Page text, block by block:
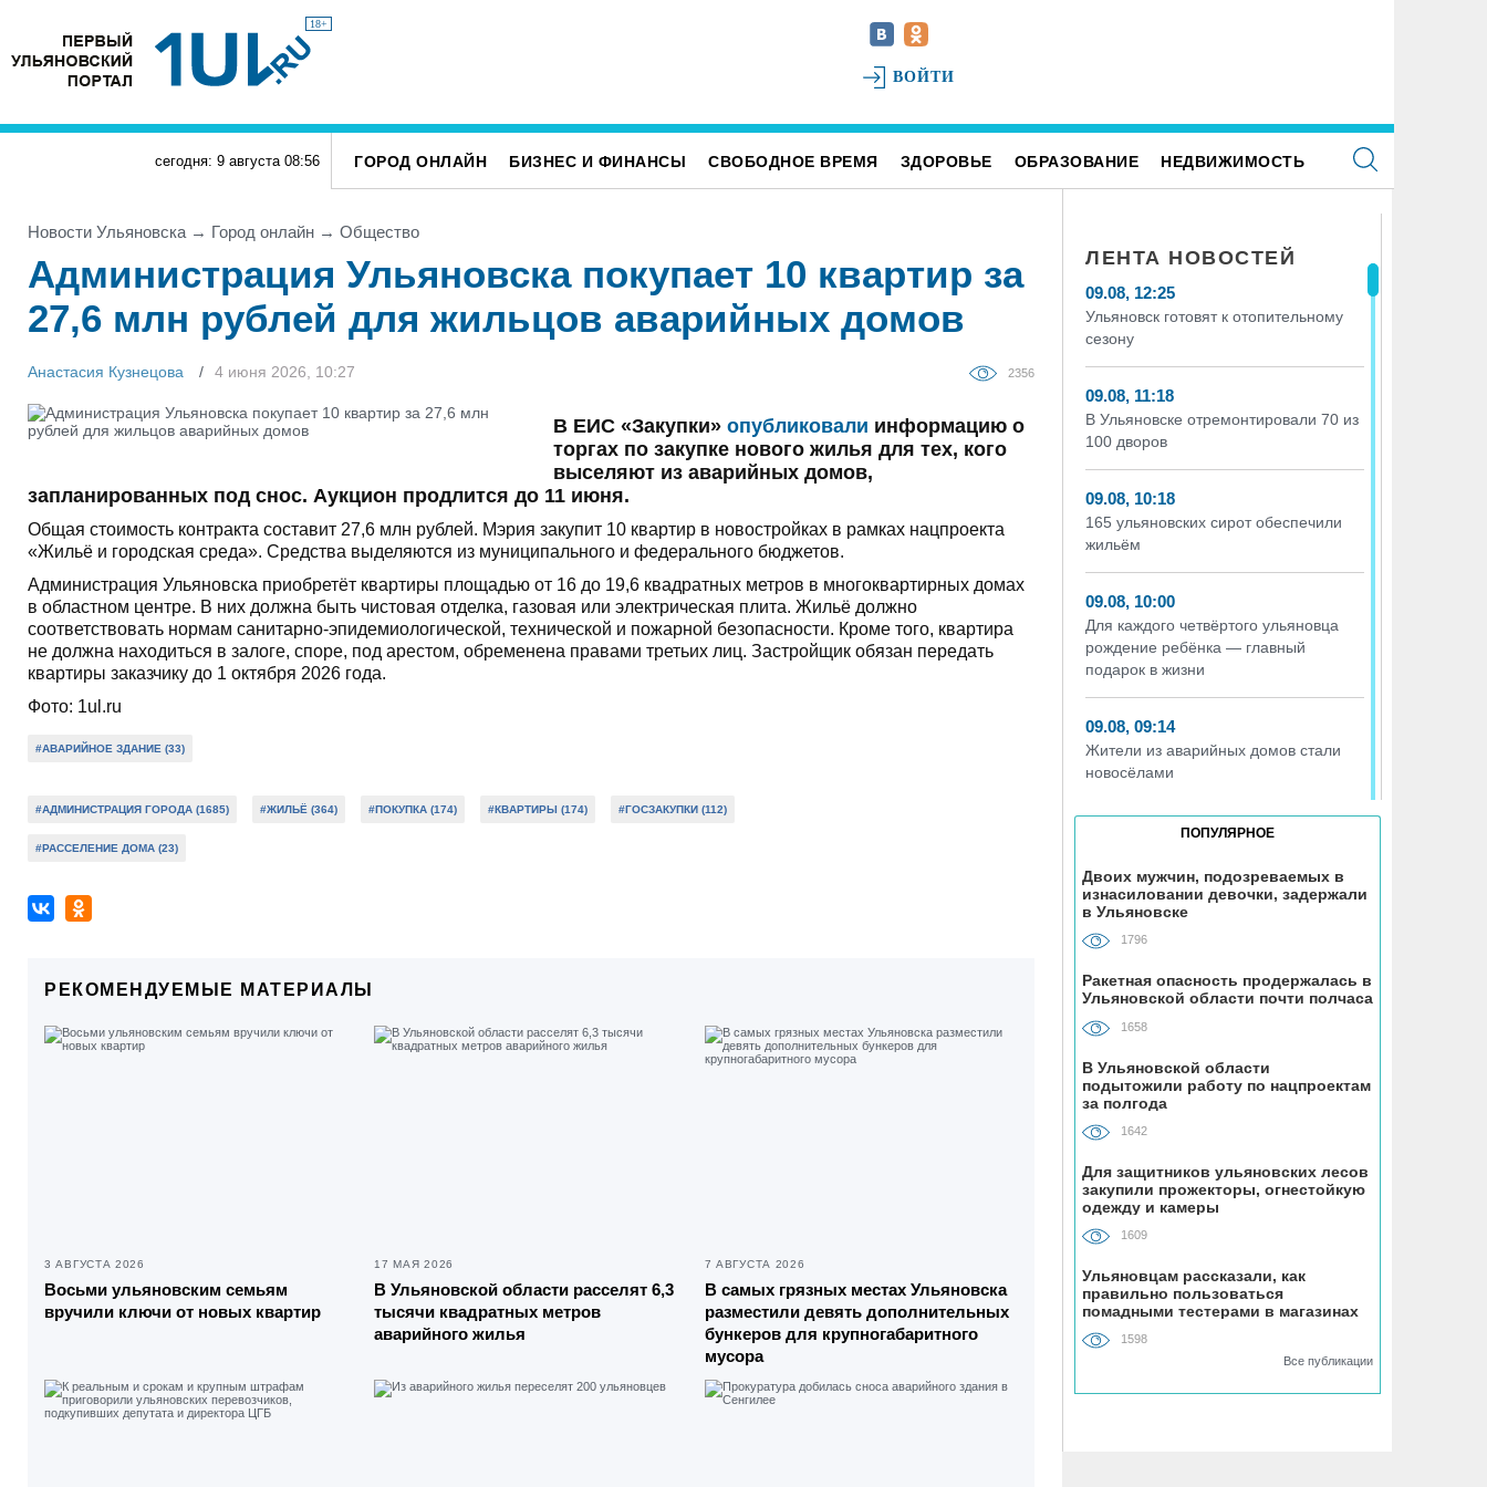
18+
ВОЙТИ
сегодня: 9 августа 08:56 ГОРОД ОНЛАЙН БИЗНЕС И ФИНАНСЫ СВОБОДНОЕ ВРЕМЯ ЗДОРОВЬЕ ОБРАЗОВАНИЕ НЕДВИЖИМОСТЬ
Новости Ульяновска → Город онлайн → Общество
Администрация Ульяновска покупает 10 квартир за
27,6 млн рублей для жильцов аварийных домов
Анастасия Кузнецова 4 июня 2026, 10:27 2356
В ЕИС «Закупки» опубликовали информацию о
торгах по закупке нового жилья для тех, кого
выселяют из аварийных домов,
запланированных под снос. Аукцион продлится до 11 июня.
Общая стоимость контракта составит 27,6 млн рублей. Мэрия закупит 10 квартир в новостройках в рамках нацпроекта
«Жильё и городская среда». Средства выделяются из муниципального и федерального бюджетов.
Администрация Ульяновска приобретёт квартиры площадью от 16 до 19,6 квадратных метров в многоквартирных домах
в областном центре. В них должна быть чистовая отделка, газовая или электрическая плита. Жильё должно
соответствовать нормам санитарно-эпидемиологической, технической и пожарной безопасности. Кроме того, квартира
не должна находиться в залоге, споре, под арестом, обременена правами третьих лиц. Застройщик обязан передать
квартиры заказчику до 1 октября 2026 года.
Фото: 1ul.ru
#АВАРИЙНОЕ ЗДАНИЕ (33)
#АДМИНИСТРАЦИЯ ГОРОДА (1685) #ЖИЛЬЁ (364) #ПОКУПКА (174) #КВАРТИРЫ (174) #ГОСЗАКУПКИ (112)
#РАССЕЛЕНИЕ ДОМА (23)
РЕКОМЕНДУЕМЫЕ МАТЕРИАЛЫ
3 АВГУСТА 2026
Восьми ульяновским семьям
вручили ключи от новых квартир
17 МАЯ 2026
В Ульяновской области расселят 6,3
тысячи квадратных метров
аварийного жилья
7 АВГУСТА 2026
В самых грязных местах Ульяновска
разместили девять дополнительных
бункеров для крупногабаритного
мусора
ЛЕНТА НОВОСТЕЙ
09.08, 12:25
Ульяновск готовят к отопительному
сезону
09.08, 11:18
В Ульяновске отремонтировали 70 из
100 дворов
09.08, 10:18
165 ульяновских сирот обеспечили
жильём
09.08, 10:00
Для каждого четвёртого ульяновца
рождение ребёнка — главный
подарок в жизни
09.08, 09:14
Жители из аварийных домов стали
новосёлами
08.08, 15:07
В Госдуме предложили выдавать
животных из приюта
08.08, 12:00
Каждый третий ульяновец
положительно относится к идее
самозанятости
Наше наследие: история первых
«небоскрёбов» Ульяновска
РТРС отмечает своё 25-летие
08.08, 08:00
На ульяновском фестивале «Наше
время» силачи поднимут более 300
ПОПУЛЯРНОЕ
Двоих мужчин, подозреваемых в
изнасиловании девочки, задержали
в Ульяновске
1796
Ракетная опасность продержалась в
Ульяновской области почти полчаса
1658
В Ульяновской области
подытожили работу по нацпроектам
за полгода
1642
Для защитников ульяновских лесов
закупили прожекторы, огнестойкую
одежду и камеры
1609
Ульяновцам рассказали, как
правильно пользоваться
помадными тестерами в магазинах
косметики
1598
Все публикации